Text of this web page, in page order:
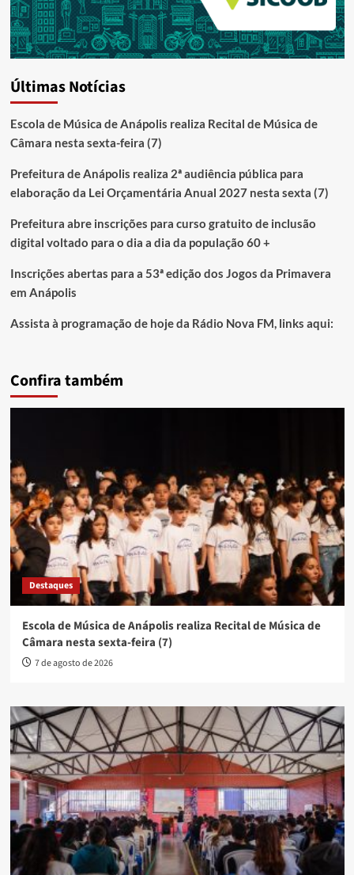
Últimas Notícias
Escola de Música de Anápolis realiza Recital de Música de
Câmara nesta sexta-feira (7)
Prefeitura de Anápolis realiza 2ª audiência pública para
elaboração da Lei Orçamentária Anual 2027 nesta sexta (7)
Prefeitura abre inscrições para curso gratuito de inclusão
digital voltado para o dia a dia da população 60 +
Inscrições abertas para a 53ª edição dos Jogos da Primavera
em Anápolis
Assista à programação de hoje da Rádio Nova FM, links aqui:
Confira também
Destaques
Escola de Música de Anápolis realiza Recital de Música de
Câmara nesta sexta-feira (7)
7 de agosto de 2026